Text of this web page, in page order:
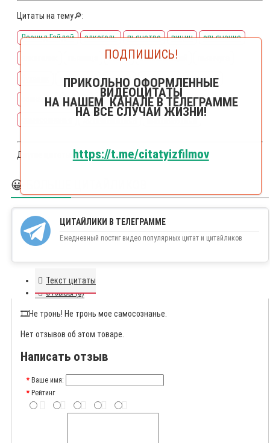
Цитаты на тему🔎:
Леонид Гайдай алкоголь пьянство вицин опьянение
синяк выпивающий
забулдыга запрет выпивать зощенко
сознание бухать трогать шагалова харитонова
Другие цитаты из фильмаНе может быть!
😀 БОЛЬШЕ ЦИТАЙЛИКОВ
ЦИТАЙЛИКИ В ТЕЛЕГРАММЕ
Ежедневный постиг видео популярных цитат и цитайликов
Текст цитаты
Отзывы (0)
🎞️Не тронь! Не тронь мое самосознанье.
Нет отзывов об этом товаре.
Написать отзыв
Ваше имя:
Рейтинг
ПОДПИШИСЬ!
ПРИКОЛЬНО ОФОРМЛЕННЫЕ
ВИДЕОЦИТАТЫ
НА НАШЕМ КАНАЛЕ В ТЕЛЕГРАММЕ
НА ВСЕ СЛУЧАИ ЖИЗНИ!
https://t.me/citatyizfilmov